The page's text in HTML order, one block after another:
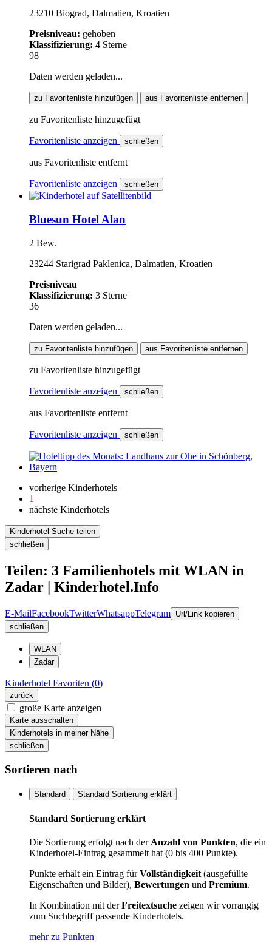
23210 Biograd, Dalmatien, Kroatien
Preisniveau: gehoben
Klassifizierung: 4 Sterne
98
Daten werden geladen...
zu Favoritenliste hinzufügen aus Favoritenliste entfernen
zu Favoritenliste hinzugefügt
Favoritenliste anzeigen schließen
aus Favoritenliste entfernt
Favoritenliste anzeigen schließen
Bluesun Hotel Alan
2 Bew.
23244 Starigrad Paklenica, Dalmatien, Kroatien
Preisniveau
Klassifizierung: 3 Sterne
36
Daten werden geladen...
zu Favoritenliste hinzufügen aus Favoritenliste entfernen
zu Favoritenliste hinzugefügt
Favoritenliste anzeigen schließen
aus Favoritenliste entfernt
Favoritenliste anzeigen schließen
vorherige Kinderhotels
1
nächste Kinderhotels
Kinderhotel Suche teilen
schließen
Teilen: 3 Familienhotels mit WLAN in
Zadar | Kinderhotel.Info
E-MailFacebookTwitterWhatsappTelegram Url/Link kopieren
schließen
WLAN
Zadar
Kinderhotel Favoriten (0)
zurück
große Karte anzeigen
Karte ausschalten
Kinderhotels in meiner Nähe
schließen
Sortieren nach
Standard Standard Sortierung erklärt
Standard Sortierung erklärt
Die Sortierung erfolgt nach derAnzahl von Punkten, die ein
Kinderhotel-Eintrag gesammelt hat (0 bis 400 Punkte).
Punkte erhält ein Eintrag fürVollständigkeit(ausgefüllte
Eigenschaften und Bilder), Bewertungen und Premium.
In Kombination mit derFreitextsuche zeigen wir vorrangig
zum Suchbegriff passende Kinderhotels.
mehr zu Punkten